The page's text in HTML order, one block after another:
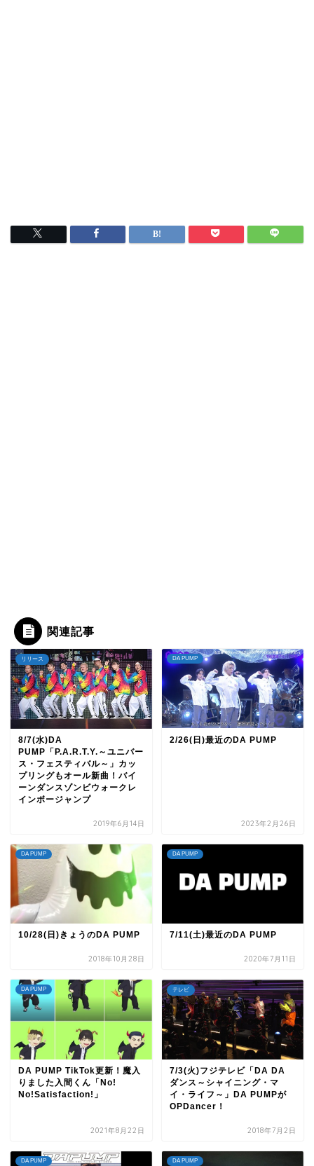
関連記事
リリース
8/7(水)DA
PUMP「P.A.R.T.Y.～ユニバー
ス・フェスティバル～」カッ
プリングもオール新曲！バイ
ーンダンスゾンビウォークレ
インボージャンプ
2019年6月14日
DA PUMP
2/26(日)最近のDA PUMP
2023年2月26日
DA PUMP
10/28(日)きょうのDA PUMP
2018年10月28日
DA PUMP
7/11(土)最近のDA PUMP
2020年7月11日
DA PUMP
DA PUMP TikTok更新！魔入
りました入間くん「No!
No!Satisfaction!」
2021年8月22日
テレビ
7/3(火)フジテレビ「DA DA
ダンス～シャイニング・マ
イ・ライフ～」DA PUMPが
OPDancer！
2018年7月2日
DA PUMP DA PUMP